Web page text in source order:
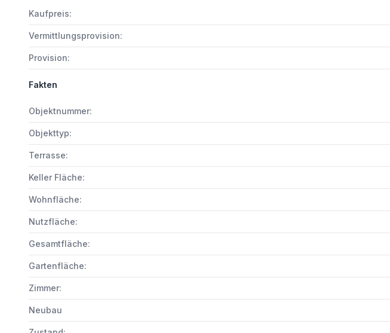
Kaufpreis:
Vermittlungsprovision:
Provision:
Fakten
Objektnummer:
Objekttyp:
Terrasse:
Keller Fläche:
Wohnfläche:
Nutzfläche:
Gesamtfläche:
Gartenfläche:
Zimmer:
Neubau